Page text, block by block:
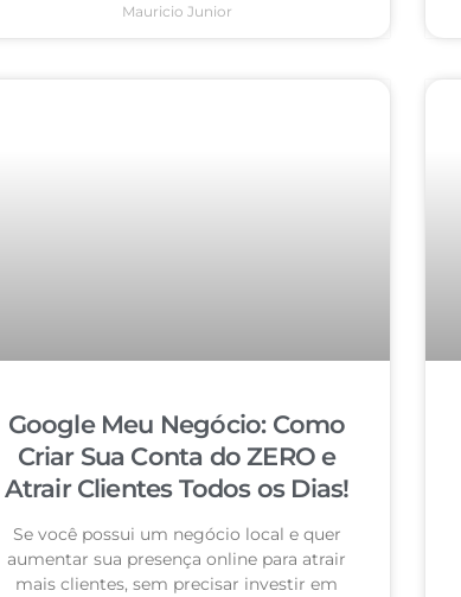
Mauricio Junior
Google Meu Negócio: Como
Criar Sua Conta do ZERO e
Atrair Clientes Todos os Dias!
Se você possui um negócio local e quer
aumentar sua presença online para atrair
mais clientes, sem precisar investir em